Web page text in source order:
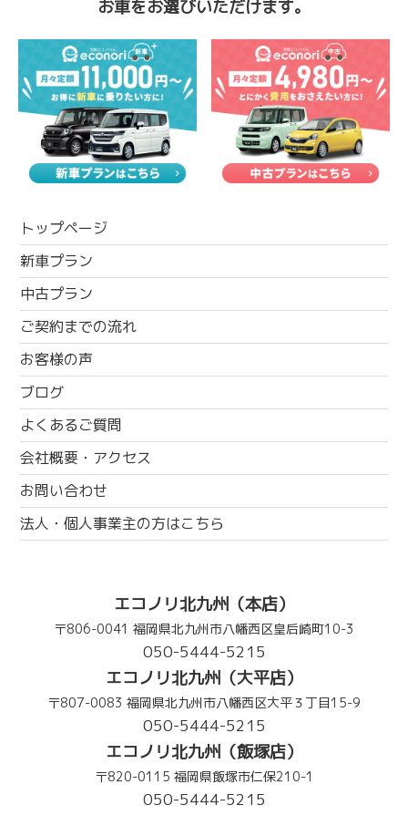
お車をお選びいただけます。
トップページ
新車プラン
中古プラン
ご契約までの流れ
お客様の声
ブログ
よくあるご質問
会社概要・アクセス
お問い合わせ
法人・個人事業主の方はこちら
エコノリ北九州（本店）
〒806-0041 福岡県北九州市八幡西区皇后崎町10-3
050-5444-5215
エコノリ北九州（大平店）
〒807-0083 福岡県北九州市八幡西区大平３丁目15-9
050-5444-5215
エコノリ北九州（飯塚店）
〒820-0115 福岡県飯塚市仁保210-1
050-5444-5215